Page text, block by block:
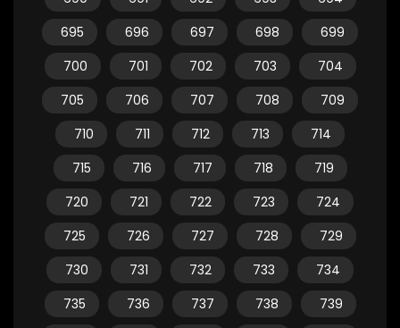
695
696 697 698
699
700
701 702 703
704
705
706 707 708
709
710
711 712 713
714
715
716 717 718
719
720
721 722 723
724
725
726 727 728
729
730
731 732 733
734
735
736 737 738
739